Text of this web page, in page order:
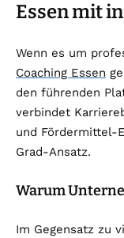
Essen mit
Wenn es um
Coaching Essen
den führenden
verbindet
und Fördermittel-
Grad-Ansatz.
Warum
Im Gegensatz zu